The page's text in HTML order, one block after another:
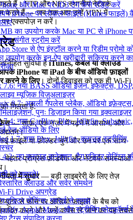
और Mac पर ID3 टैग कैसे एडिट करें
iPhone पर लोकल फाइलें (iTunes फाइलें)
का उपयोग करके Mac या PC से iPhone
संगीत स्ट्रीम करें
Store से ऐप इंस्टॉल करने या रिडीम प्रोमो
उपयोग करके इन-ऐप खरीदारी सक्रिय करने
7.6: नया BASS ऑडियो इंजन, इफेक्ट्स, DSP,
म्यूज़िक विज़ुअलाइज़र
8.7: असली गैपलेस प्लेबैक, ऑडियो इफ़ेक्ट्स,
पुनः डिज़ाइन किया गया इक्वलाइज़र
7.4: नया CarPlay, Plex, Jellyfin, Subsonic,
रेज ऑडियो के लिए
1.7: नया Plex, Jellyfin, क्लाउड स्ट्रीमिंग,
4.2: नए क्लाउड कनेक्शन, टैग एडिटर सेटिंग्स
को नमस्ते!
क्लाउड और सर्वर समर्थन
Fi Drive अपग्रेड
एडिटर सेटिंग्स: गहराई से समझ
Apple Music और स्ट्रीमिंग प्लेटफ़ॉर्म्स
टैग्स संपादित करना
हैं। FTP और NFS स्थानीय नेटवर्क
करते हैं — जब तक आप उन्हें VPN में
पर एक्सपोज़ न करें।
सुविधा हैiTunes, केबल या क्लाउड
iPhone या iPad के बीच ऑडियो फ़ाइलों
करने के लिए। दोनों डिवाइस को एक ही Wi-Fi
मिलता है:
— साफ़, एक नज़र में पढ़ने में आसान, और
फ़ाइलें या फ़ोल्डर चुनें और उन पर एक साथ
प्रोग्रेस फ़ीडबैक और नेटवर्क समस्याओं
में सुधार— बड़ी लाइब्रेरी के लिए तेज़
कंप्यूटर से फ़ोन पर ऑडियो फ़ाइलों के बैच को
करने और उन्हें वापस ले जाने का यह सबसे